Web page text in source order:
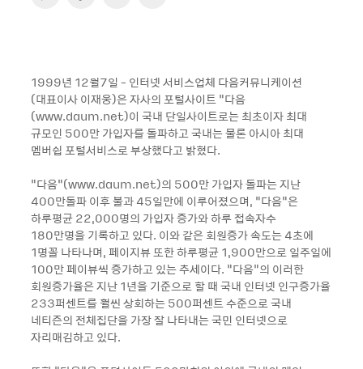
1999년 12월7일 - 인터넷 서비스업체 다음커뮤니케이션
(대표이사 이재웅)은 자사의 포털사이트 “다음
(www.daum.net)이 국내 단일사이트로는 최초이자 최대
규모인 500만 가입자를 돌파하고 국내는 물론 아시아 최대
멤버쉽 포털서비스로 부상했다고 밝혔다.
“다음“(www.daum.net)의 500만 가입자 돌파는 지난
400만돌파 이후 불과 45일만에 이루어졌으며, “다음“은
하루평균 22,000명의 가입자 증가와 하루 접속자수
180만명을 기록하고 있다. 이와 같은 회원증가 속도는 4초에
1명꼴 나타나며, 페이지뷰 또한 하루평균 1,900만으로 일주일에
100만 페이뷰씩 증가하고 있는 추세이다. “다음“의 이러한
회원증가율은 지난 1년을 기준으로 할 때 국내 인터넷 인구증가율
233퍼센트를 훨씬 상회하는 500퍼센트 수준으로 국내
네티즌의 전체집단을 가장 잘 나타내는 국민 인터넷으로
자리매김하고 있다.